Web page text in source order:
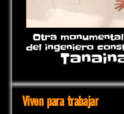
Viven para trabajar